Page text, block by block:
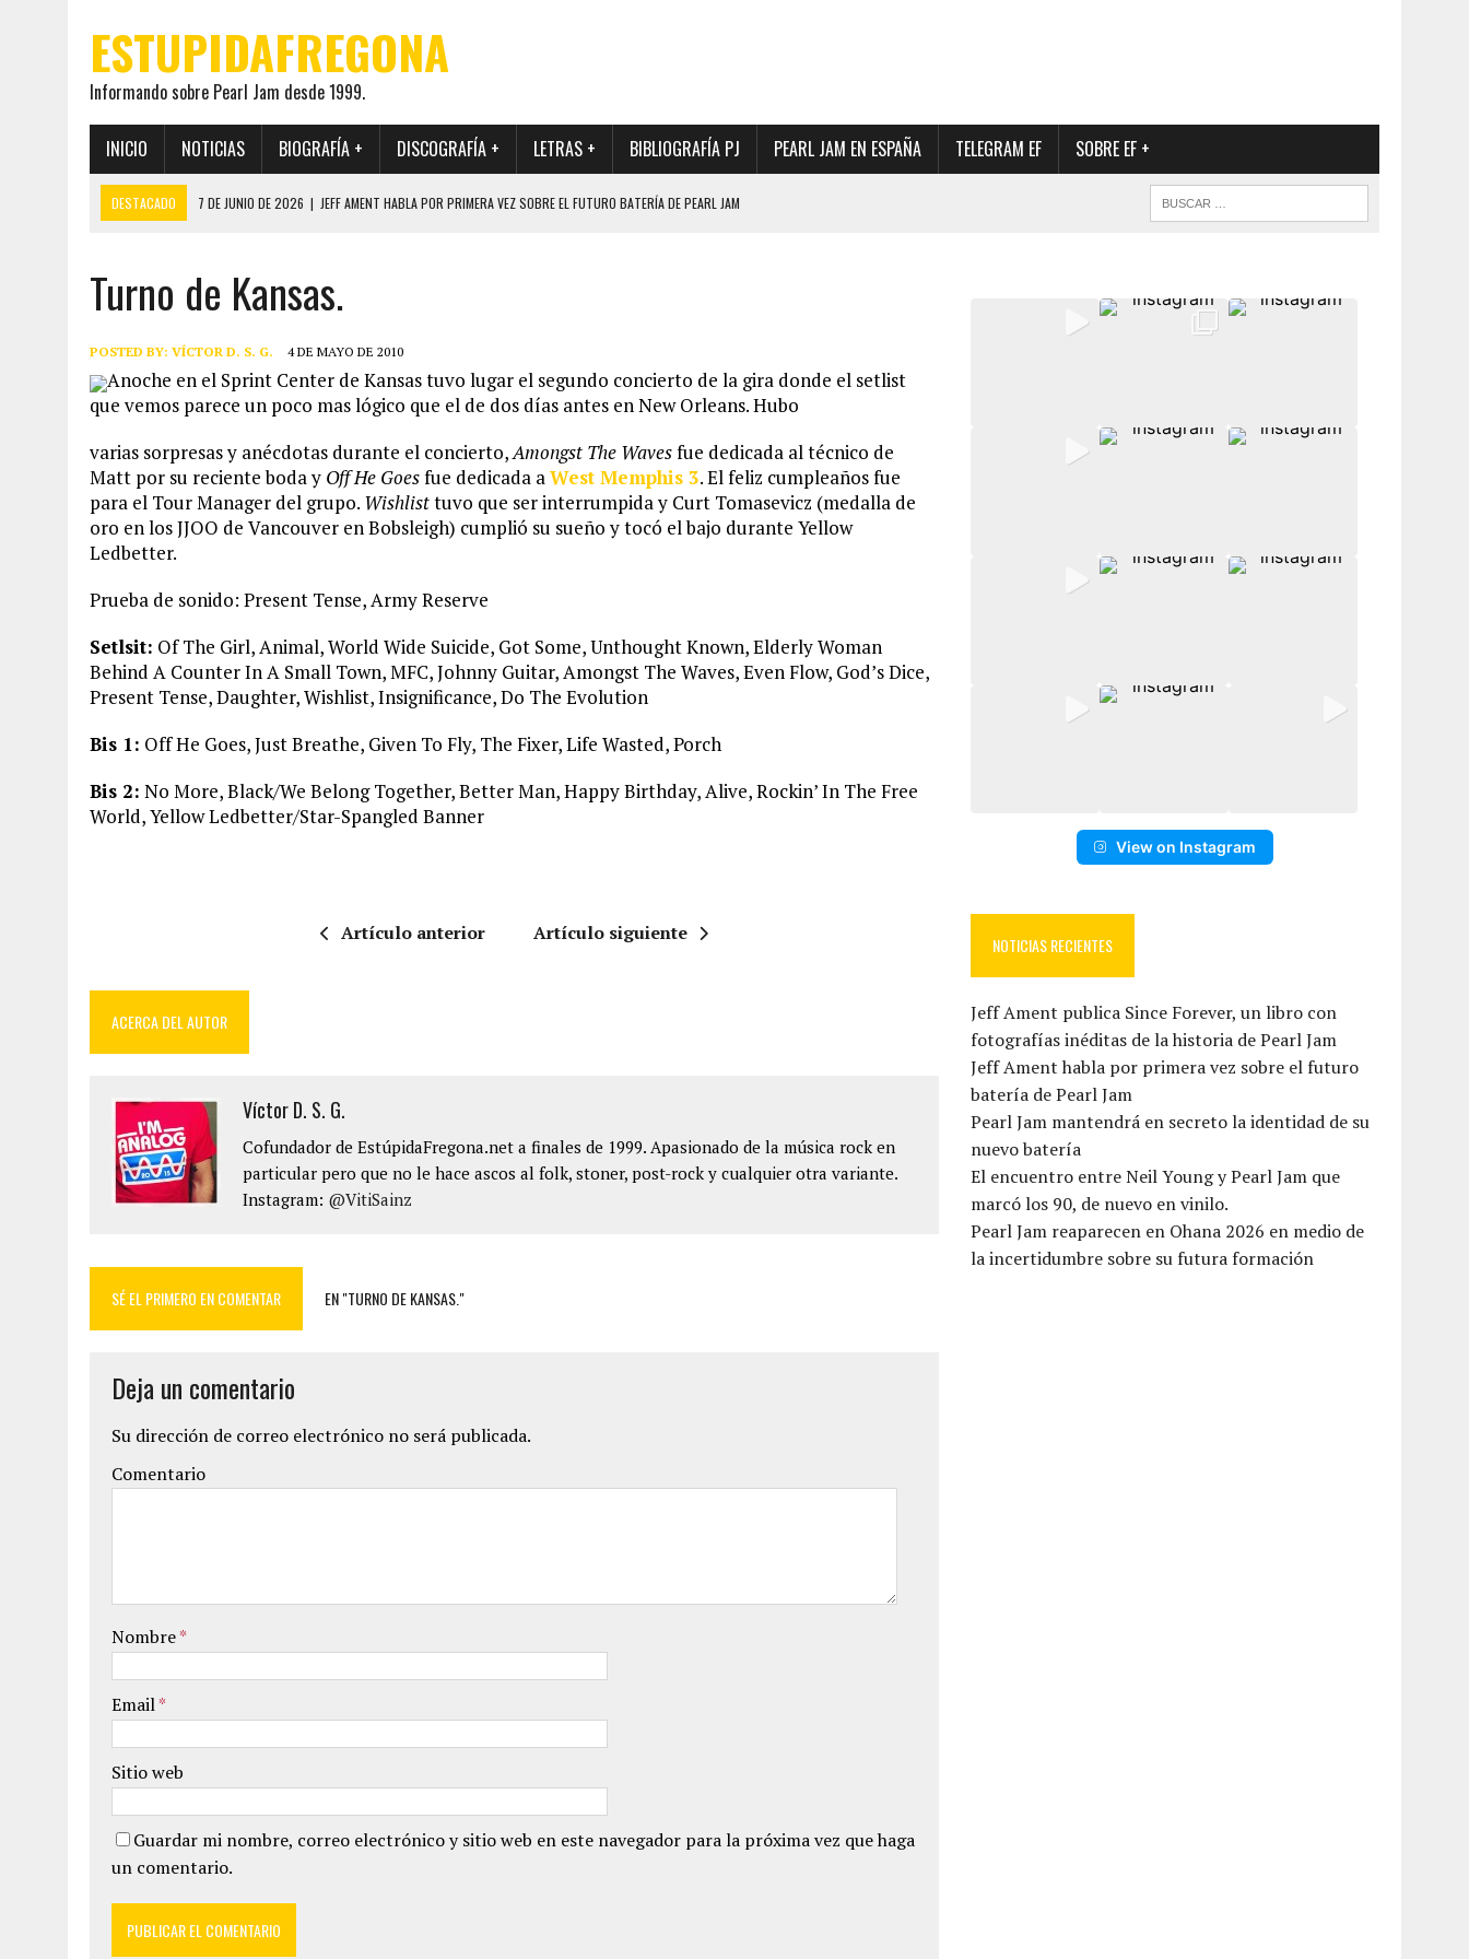
ESTUPIDAFREGONA
Informando sobre Pearl Jam desde 1999.
INICIO NOTICIAS BIOGRAFÍA + DISCOGRAFÍA + LETRAS + BIBLIOGRAFÍA PJ PEARL JAM EN ESPAÑA TELEGRAM EF SOBRE EF +
DESTACADO 7 DE JUNIO DE 2026 | JEFF AMENT HABLA POR PRIMERA VEZ SOBRE EL FUTURO BATERÍA DE PEARL JAM
19 DE MAYO DE 2026
EL ENCUENTRO ENTRE NEIL YOUNG Y PEARL JAM QUE MARCÓ LOS 90, DE NUEVO EN VINILO.
12 DE MAYO DE 2026
PEARL JAM REAPARECEN EN OHANA 2026 EN MEDIO DE LA INCERTIDUMBRE SOBRE SU FUTURA FORMACIÓN
28 DE JULIO DE 2026 | JEFF AMENT PUBLICA SINCE FOREVER, UN LIBRO CON FOTOGRAFÍAS INÉDITAS DE LA HISTORIA DE PEARL JAM
Turno de Kansas.
POSTED BY: VÍCTOR D. S. G. 4 DE MAYO DE 2010
Anoche en el Sprint Center de Kansas tuvo lugar el segundo concierto de la gira donde el setlist
que vemos parece un poco mas lógico que el de dos días antes en New Orleans. Hubo
varias sorpresas y anécdotas durante el concierto,Amongst The Wavesfue dedicada al técnico de
Matt por su reciente boda y Off He Goesfue dedicada aWest Memphis 3. El feliz cumpleaños fue
para el Tour Manager del grupo. Wishlisttuvo que ser interrumpida y Curt Tomasevicz (medalla de
oro en los JJOO de Vancouver en Bobsleigh) cumplió su sueño y tocó el bajo durante Yellow
Ledbetter.
Prueba de sonido: Present Tense, Army Reserve
Setlsit: Of The Girl, Animal, World Wide Suicide, Got Some, Unthought Known, Elderly Woman
Behind A Counter In A Small Town, MFC, Johnny Guitar, Amongst The Waves, Even Flow, God’s Dice,
Present Tense, Daughter, Wishlist, Insignificance, Do The Evolution
Bis 1: Off He Goes, Just Breathe, Given To Fly, The Fixer, Life Wasted, Porch
Bis 2: No More, Black/We Belong Together, Better Man, Happy Birthday, Alive, Rockin’ In The Free
World, Yellow Ledbetter/Star-Spangled Banner
Artículo anterior Artículo siguiente
ACERCA DEL AUTOR
Víctor D. S. G.
Cofundador de EstúpidaFregona.net a finales de 1999. Apasionado de la música rock en
particular pero que no le hace ascos al folk, stoner, post-rock y cualquier otra variante.
Instagram: @VitiSainz
SÉ EL PRIMERO EN COMENTAR EN "TURNO DE KANSAS."
Deja un comentario
Su dirección de correo electrónico no será publicada.
Comentario
Nombre*
Email*
Sitio web
Guardar mi nombre, correo electrónico y sitio web en este navegador para la próxima vez que haga
un comentario.
View on Instagram
NOTICIAS RECIENTES
Jeff Ament publica Since Forever, un libro con
fotografías inéditas de la historia de Pearl Jam
Jeff Ament habla por primera vez sobre el futuro
batería de Pearl Jam
Pearl Jam mantendrá en secreto la identidad de su
nuevo batería
El encuentro entre Neil Young y Pearl Jam que
marcó los 90, de nuevo en vinilo.
Pearl Jam reaparecen en Ohana 2026 en medio de
la incertidumbre sobre su futura formación